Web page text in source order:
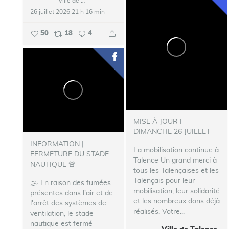
26 juillet 2026 21 h 16 min
50 18 4
MISE À JOUR I
DIMANCHE 26 JUILLET
La mobilisation continue à
Talence Un grand merci à
tous les Talençaises et les
Talençais pour leur
mobilisation, leur solidarité
et les nombreux dons déjà
réalisés. Votre...
INFORMATION |
FERMETURE DU STADE
NAUTIQUE 🚨
🌫️ En raison des fumées
présentes dans l'air et de
l'arrêt des systèmes de
ventilation, le stade
nautique est fermé